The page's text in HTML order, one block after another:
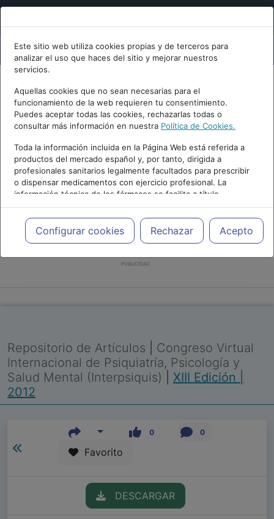
Este sitio web utiliza cookies propias y de terceros para
analizar el uso que haces del sitio y mejorar nuestros
servicios.
Aquellas cookies que no sean necesarias para el
funcionamiento de la web requieren tu consentimiento.
Puedes aceptar todas las cookies, rechazarlas todas o
consultar más información en nuestra Política de Cookies.
Toda la información incluida en la Página Web está referida a
productos del mercado español y, por tanto, dirigida a
profesionales sanitarios legalmente facultados para prescribir
o dispensar medicamentos con ejercicio profesional. La
información técnica de los fármacos se facilita a título
meramente informativo, siendo responsabilidad de los
profesionales facultados prescribir medicamentos y decidir, en
cada caso concreto, el tratamiento más adecuado a las
necesidades del paciente.
Configurar cookies Rechazar Acepto
PUBLICIDAD
Repositorio de Artículos
Congreso Virtual
Internacional de Psiquiatría, Psicología y
Salud Mental (Interpsiquis)
XIII Edición |
2012
0 0
Favorito
DESCARGAR